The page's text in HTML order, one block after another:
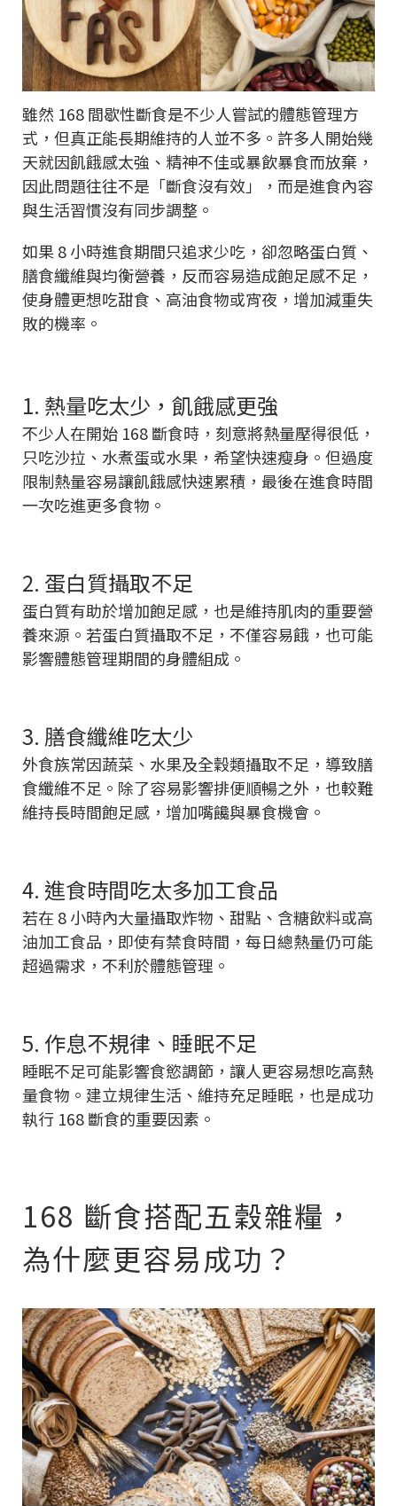
雖然 168 間歇性斷食是不少人嘗試的體態管理方
式，但真正能長期維持的人並不多。許多人開始幾
天就因飢餓感太強、精神不佳或暴飲暴食而放棄，
因此問題往往不是「斷食沒有效」，而是進食內容
與生活習慣沒有同步調整。
如果 8 小時進食期間只追求少吃，卻忽略蛋白質、
膳食纖維與均衡營養，反而容易造成飽足感不足，
使身體更想吃甜食、高油食物或宵夜，增加減重失
敗的機率。
1. 熱量吃太少，飢餓感更強
不少人在開始 168 斷食時，刻意將熱量壓得很低，
只吃沙拉、水煮蛋或水果，希望快速瘦身。但過度
限制熱量容易讓飢餓感快速累積，最後在進食時間
一次吃進更多食物。
2. 蛋白質攝取不足
蛋白質有助於增加飽足感，也是維持肌肉的重要營
養來源。若蛋白質攝取不足，不僅容易餓，也可能
影響體態管理期間的身體組成。
3. 膳食纖維吃太少
外食族常因蔬菜、水果及全穀類攝取不足，導致膳
食纖維不足。除了容易影響排便順暢之外，也較難
維持長時間飽足感，增加嘴饞與暴食機會。
4. 進食時間吃太多加工食品
若在 8 小時內大量攝取炸物、甜點、含糖飲料或高
油加工食品，即使有禁食時間，每日總熱量仍可能
超過需求，不利於體態管理。
5. 作息不規律、睡眠不足
睡眠不足可能影響食慾調節，讓人更容易想吃高熱
量食物。建立規律生活、維持充足睡眠，也是成功
執行 168 斷食的重要因素。
168 斷食搭配五穀雜糧，
為什麼更容易成功？